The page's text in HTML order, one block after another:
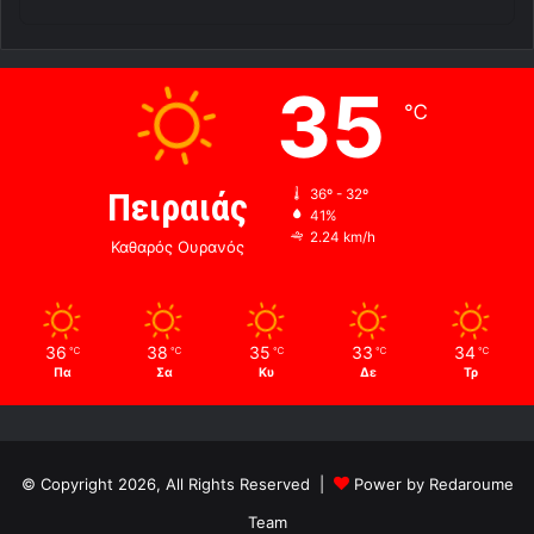
Πειραιάς
Καθαρός Ουρανός
35 ℃
36º - 32º
41%
2.24 km/h
36 ℃
Πα
38 ℃
Σα
35 ℃
Κυ
33 ℃
Δε
34 ℃
Τρ
© Copyright 2026, All Rights Reserved |
Power by Redaroume
Team